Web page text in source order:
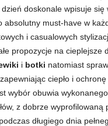
doskonale wpisuje się
absolutny must-have w
i casualowych
propozycje na cieplejsze
i botki natomiast
ciepło i ochronę
wybór obuwia
z dobrze wyprofilowaną
długiego dnia